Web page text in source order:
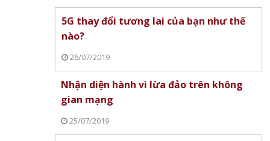
5G thay đổi tương lai của bạn như thế
nào?
26/07/2019
Nhận diện hành vi lừa đảo trên không
gian mạng
25/07/2019